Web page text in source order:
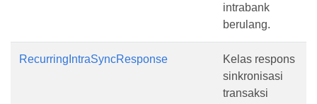
intrabank
berulang.
RecurringIntraSyncResponse
Kelas respons
sinkronisasi
transaksi